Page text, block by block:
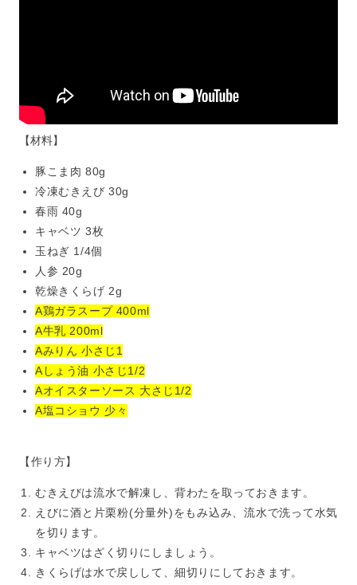
【材料】
豚こま肉 80g
冷凍むきえび 30g
春雨 40g
キャベツ 3枚
玉ねぎ 1/4個
人参 20g
乾燥きくらげ 2g
A鶏ガラスープ 400ml
A牛乳 200ml
Aみりん 小さじ1
Aしょう油 小さじ1/2
Aオイスターソース 大さじ1/2
A塩コショウ 少々
【作り方】
むきえびは流水で解凍し、背わたを取っておきます。
えびに酒と片栗粉(分量外)をもみ込み、流水で洗って水気
を切ります。
キャベツはざく切りにしましょう。
きくらげは水で戻しして、細切りにしておきます。